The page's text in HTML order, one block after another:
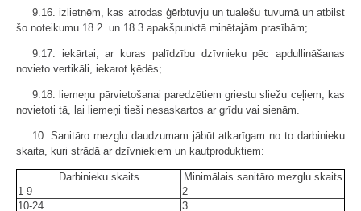
9.16. izlietnēm, kas atrodas ģērbtuvju un tualešu tuvumā un atbilst
šo noteikumu 18.2. un 18.3.apakšpunktā minētajām prasībām;
9.17. iekārtai, ar kuras palīdzību dzīvnieku pēc apdullināšanas
novieto vertikāli, iekarot ķēdēs;
9.18. liemeņu pārvietošanai paredzētiem griestu sliežu ceļiem, kas
novietoti tā, lai liemeņi tieši nesaskartos ar grīdu vai sienām.
10. Sanitāro mezglu daudzumam jābūt atkarīgam no to darbinieku
skaita, kuri strādā ar dzīvniekiem un kautproduktiem:
Darbinieku skaits
Minimālais sanitāro mezglu skaits
1-9
2
10-24
3